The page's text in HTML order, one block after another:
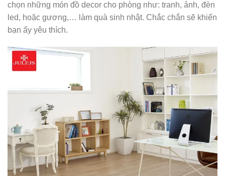
chọn những món đồ decor cho phòng như: tranh, ảnh, đèn
led, hoặc gương,… làm quà sinh nhật. Chắc chắn sẽ khiến
bạn ấy yêu thích.